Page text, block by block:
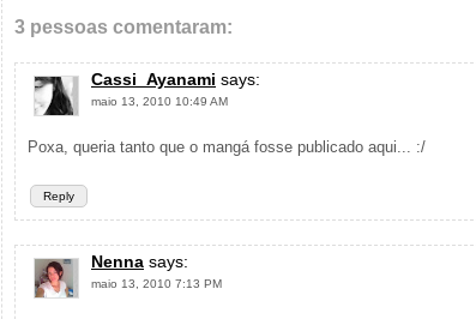
3 pessoas comentaram:
Cassi_Ayanami says:
maio 13, 2010 10:49 AM
Reply
Poxa, queria tanto que o mangá fosse publicado aqui... :/
Nenna says:
maio 13, 2010 7:13 PM